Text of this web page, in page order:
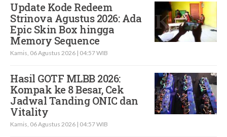
Update Kode Redeem
Strinova Agustus 2026: Ada
Epic Skin Box hingga
Memory Sequence
Kamis, 06 Agustus 2026 | 04:57 WIB
Hasil GOTF MLBB 2026:
Kompak ke 8 Besar, Cek
Jadwal Tanding ONIC dan
Vitality
Kamis, 06 Agustus 2026 | 04:57 WIB